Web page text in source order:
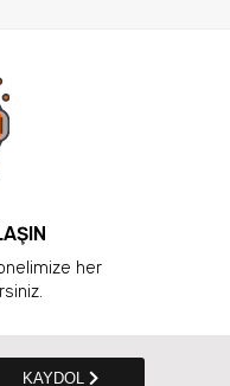
her
KAYDOL